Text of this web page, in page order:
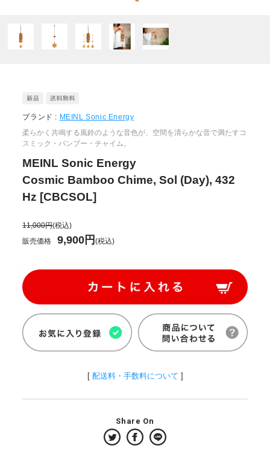
ブランド : MEINL Sonic Energy
柔らかく共鳴する風鈴のような音色が、空間を清らかな音で満たすコ
スミック・バンブー・チャイム。
MEINL Sonic Energy
Cosmic Bamboo Chime, Sol (Day), 432
Hz [CBCSOL]
11,000円(税込)
販売価格
9,900円(税込)
[ 配送料・手数料について ]
Share On